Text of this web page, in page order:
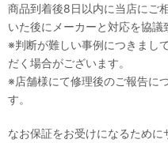
商品到着後8日以内に当店にご
いた後にメーカーと対応を協議
※判断が難しい事例につきまし
だく場合がございます。
※店舗様にて修理後のご報告に
す。
なお保証をお受けになるため